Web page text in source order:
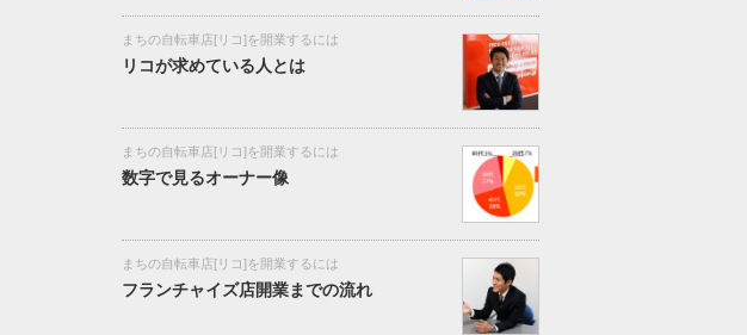
まちの自転車店[リコ]を開業するには
リコが求めている人とは
まちの自転車店[リコ]を開業するには
数字で見るオーナー像
まちの自転車店[リコ]を開業するには
フランチャイズ店開業までの流れ